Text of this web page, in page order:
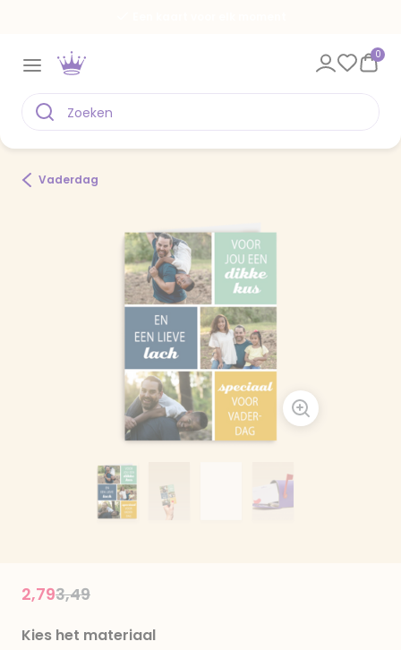
0
Vaderdag
Price reduced from
3,49to
2,79
Kies het materiaal